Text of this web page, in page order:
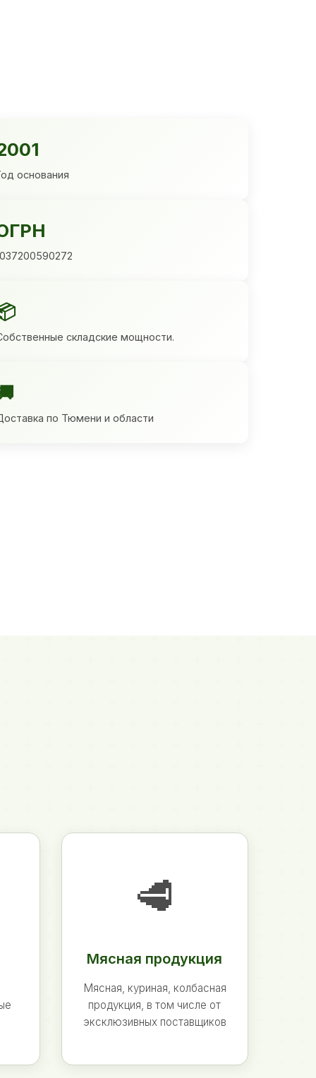
основания
складские мощности.
по Тюмени и области
🥩
Мясная продукция
Мясная, куриная, колбасная
продукция, в том числе от
эксклюзивных поставщиков